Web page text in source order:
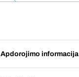
Apdorojimo informacija